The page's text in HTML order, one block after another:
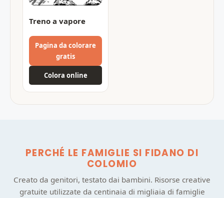
Treno a vapore
Pagina da colorare
gratis
Colora online
PERCHÉ LE FAMIGLIE SI FIDANO DI
COLOMIO
Creato da genitori, testato dai bambini. Risorse creative
gratuite utilizzate da centinaia di migliaia di famiglie